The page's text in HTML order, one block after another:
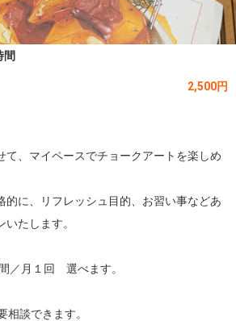
間
2,500円
て、マイペースでチョークアートを楽しめ
的に、リフレッシュ目的、お習い事などあ
たします。
月１回　選べます。
談できます。